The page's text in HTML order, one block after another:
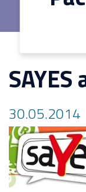
30.05.2014